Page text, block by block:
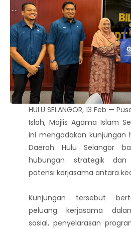
HULU SELANGOR, 13 Feb —
Islah, Majlis Agama Islam
ini mengadakan kunjungan
Daerah Hulu Selangor
hubungan strategik dan
potensi kerjasama antara
Kunjungan tersebut
peluang kerjasama
sosial, penyelarasan